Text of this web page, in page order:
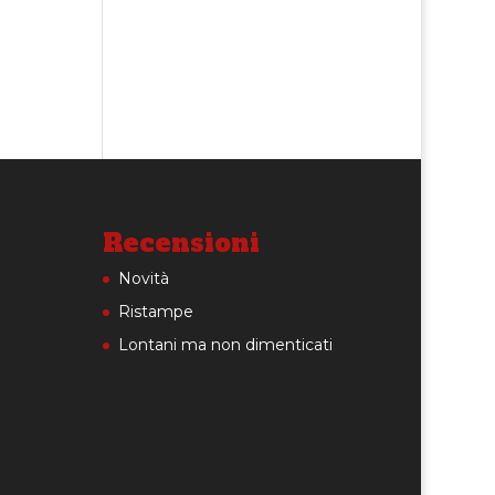
Recensioni
Novità
Ristampe
Lontani ma non dimenticati